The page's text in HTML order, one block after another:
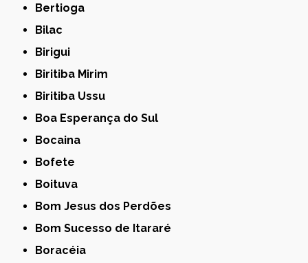
Bertioga
Bilac
Birigui
Biritiba Mirim
Biritiba Ussu
Boa Esperança do Sul
Bocaina
Bofete
Boituva
Bom Jesus dos Perdões
Bom Sucesso de Itararé
Boracéia